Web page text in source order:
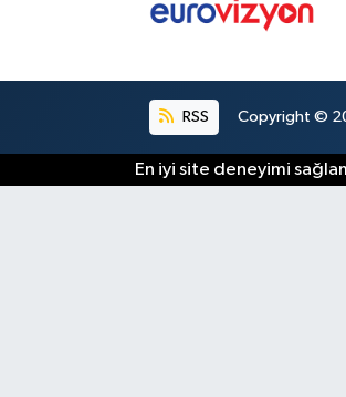
RSS Copyright ©
En iyi site deneyimi